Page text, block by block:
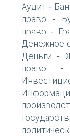
Аудит -
право -
право -
Денежное
Деньги -
право